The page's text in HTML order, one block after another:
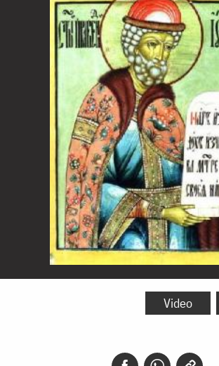
Sfântul
Video